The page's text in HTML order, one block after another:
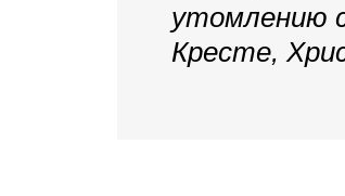
утомлению
Кресте,